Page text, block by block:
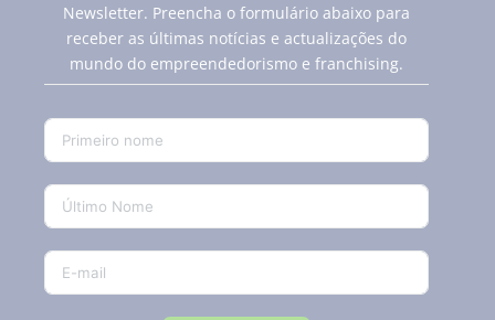
Newsletter. Preencha o formulário abaixo para
receber as últimas notícias e actualizações do
mundo do empreendedorismo e franchising.